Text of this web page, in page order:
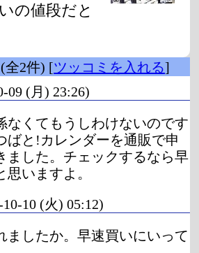
の値段だと
全2件) [ツッコミを入れる]
09 (月) 23:26)
なくてもうしわけないのです
ばと!カレンダーを通販で申
ました。チェックするなら早
いますよ。
10-10 (火) 05:12)
ましたか。早速買いにいって